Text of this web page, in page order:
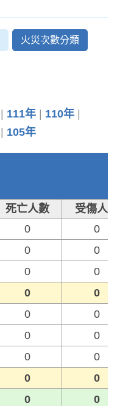
火災次數分類
111年
110年
105年
死亡人數
受傷人
0
0
0
0
0
0
0
0
0
0
0
0
0
0
0
0
0
0